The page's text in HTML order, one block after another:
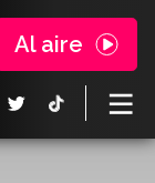
Al aire